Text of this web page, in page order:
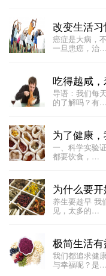
改变生活
癌症是大病，
一旦患癌，治…
吃得越咸
导语：我们每
的了解吗？有…
为了健康
一、科学实验
都要饮食，…
为什么要开
养生要趁早 我
见，太多的…
极简生活
我们都追求健
与幸福呢？是…